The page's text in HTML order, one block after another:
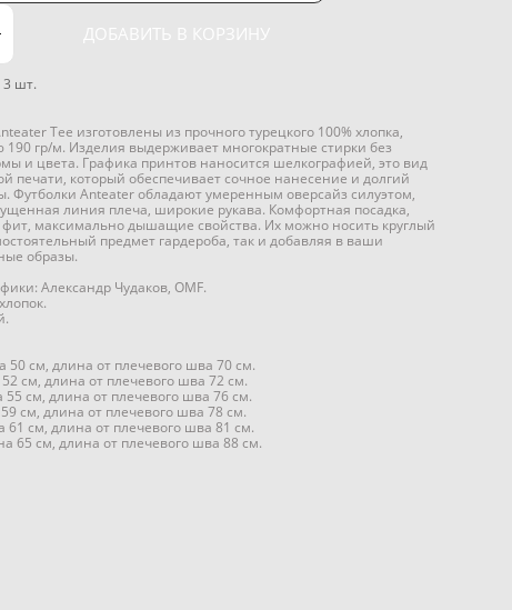
3 шт.
ДОБАВИТЬ В КОРЗИНУ
Tee изготовлены из прочного турецкого 100% хлопка,
190 гр/м. Изделия выдерживает многократные стирки без
и цвета. Графика принтов наносится шелкографией, это вид
печати, который обеспечивает сочное нанесение и долгий
Футболки Anteater обладают умеренным оверсайз силуэтом,
линия плеча, широкие рукава. Комфортная посадка,
максимально дышащие свойства. Их можно носить круглый
предмет гардероба, так и добавляя в ваши
образы.
Александр Чудаков, OMF.
50 см, длина от плечевого шва 70 см.
см, длина от плечевого шва 72 см.
см, длина от плечевого шва 76 см.
см, длина от плечевого шва 78 см.
61 см, длина от плечевого шва 81 см.
65 см, длина от плечевого шва 88 см.